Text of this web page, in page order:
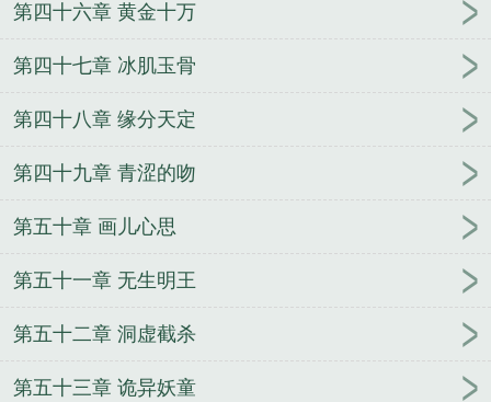
第四十六章 黄金十万
第四十七章 冰肌玉骨
第四十八章 缘分天定
第四十九章 青涩的吻
第五十章 画儿心思
第五十一章 无生明王
第五十二章 洞虚截杀
第五十三章 诡异妖童